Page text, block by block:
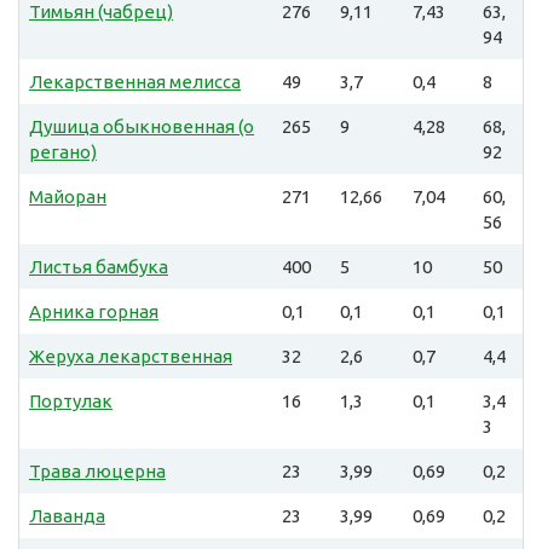
Тимьян (чабрец) 276 9,11 7,43
63,
94
Лекарственная мелисса 49 3,7 0,4 8
Душица обыкновенная (о
регано)
265 9 4,28
68,
92
Майоран 271 12,66 7,04
60,
56
Листья бамбука 400 5 10 50
Арника горная 0,1 0,1 0,1 0,1
Жеруха лекарственная 32 2,6 0,7 4,4
Портулак 16 1,3 0,1
3,4
3
Трава люцерна 23 3,99 0,69 0,2
Лаванда 23 3,99 0,69 0,2